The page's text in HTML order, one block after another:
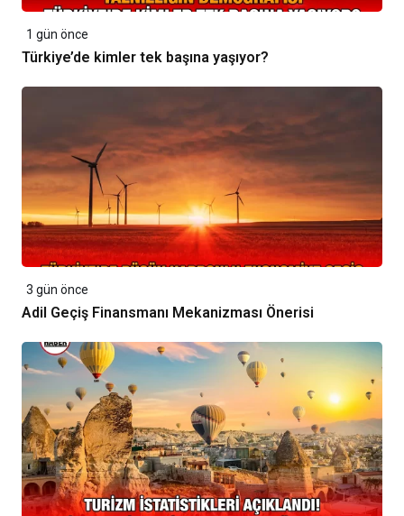
1 gün önce
Türkiye’de kimler tek başına yaşıyor?
3 gün önce
Adil Geçiş Finansmanı Mekanizması Önerisi